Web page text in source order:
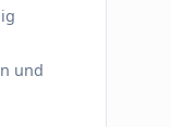
und